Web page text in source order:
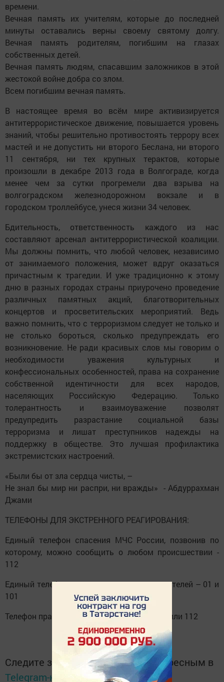
времени.
Вечная память их учителям, которые до последней
минуты оставались верны своему святому долгу.
Вечная память родителям, погибшим на глазах
собственных детей.
Вечная память людям, спасавшим заложников в этой
жестокой войне добра со злом.
Всем погибшим вечная память.
В настоящее время во всём мире активизируется
антитеррористическое движение, повышается уровень
знаний, чтобы решительно противостоять террору всех
мастей и не допустить ни второго Беслана, ни второго
11 сентября, ни тех крупных терактов, которые
произошли в декабре 2013 года в Волгограде, когда
менее чем за сутки прогремели два взрыва на
волгоградском железнодорожном вокзале и в
городском троллейбусе, унеся жизни 34 человек.
Бдительность, ответственность каждого из нас
составляют арсенал антитеррористической коалиции.
Мы должны помнить, что любой человек, независимо
от занимаемого положения, может вдруг оказаться
причастным к трагедии. И уже традиционно к этому
дню в разных городах страны приурочено проведение
различных памятных акций, благотворительных
концертов и просветительских мероприятий. Ведь
важно помнить, что с терроризмом следует не только и
не столько бороться, сколько предупреждать его
возникновение. Не ради красивых слов мы говорим о
необходимости уважения культурных и
конфессиональных особенностей, права на сохранение
собственной идентичности для всех народов,
населяющих Российскую Федерацию. Только
толерантность и взаимоуважение позволят
предупредить разрастание социальной базы
терроризма и лишат преступников надежды на
поддержку в обществе. Это лучшая профилактика
экстремистских настроений.
«Были бы от зла сердца чисты, –
Не знал бы мир ни распри, ни вражды» - Абдуррахман
Джами
ТЕЛЕФОНЫ ДЛЯ ЭКСТРЕННОГО РЕАГИРОВАНИЯ:
Единый телефон спасения МЧС России, позвонив по
которому, можно сообщить о любом происшествии -
112
Единый телефон вызова пожарных и спасателей – 01 и
101
Телефон правоохранительных органов - 02 или 112
Следите за самым важным и интересным в
Telegram-каналеТатмедиа